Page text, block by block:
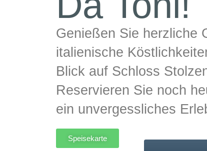
Genießen Sie herzliche
italienische
Blick auf Schloss
Reservieren Sie noch
ein unvergessliches
Speisekarte